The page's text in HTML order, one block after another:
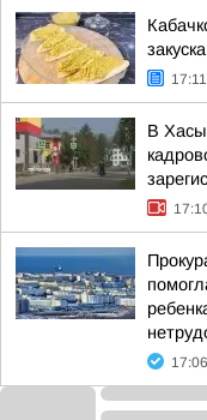
17:11
В
17:06